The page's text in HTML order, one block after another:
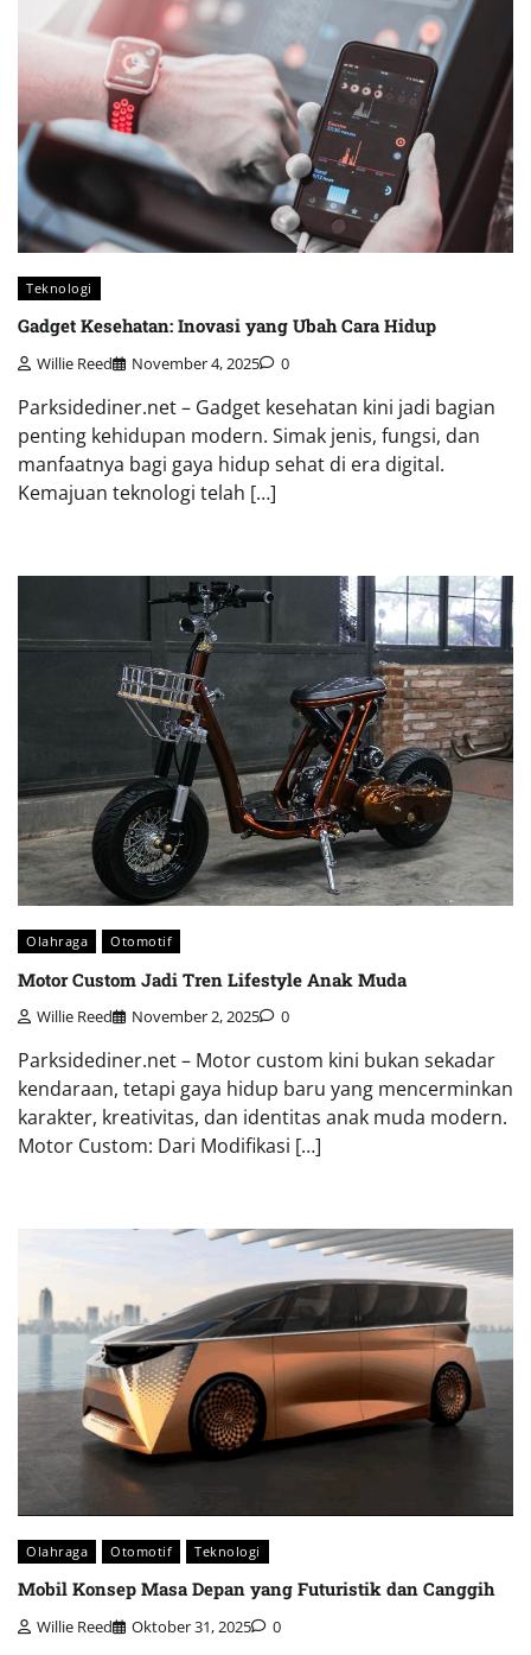
Teknologi
Gadget Kesehatan: Inovasi yang Ubah Cara Hidup
Willie Reed November 4, 2025 0
Parksidediner.net – Gadget kesehatan kini jadi bagian
penting kehidupan modern. Simak jenis, fungsi, dan
manfaatnya bagi gaya hidup sehat di era digital.
Kemajuan teknologi telah […]
Olahraga Otomotif
Motor Custom Jadi Tren Lifestyle Anak Muda
Willie Reed November 2, 2025 0
Parksidediner.net – Motor custom kini bukan sekadar
kendaraan, tetapi gaya hidup baru yang mencerminkan
karakter, kreativitas, dan identitas anak muda modern.
Motor Custom: Dari Modifikasi […]
Olahraga Otomotif Teknologi
Mobil Konsep Masa Depan yang Futuristik dan Canggih
Willie Reed Oktober 31, 2025 0